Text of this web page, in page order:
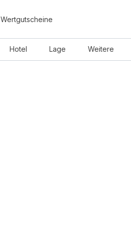
Wertgutscheine
Hotel Lage Weitere